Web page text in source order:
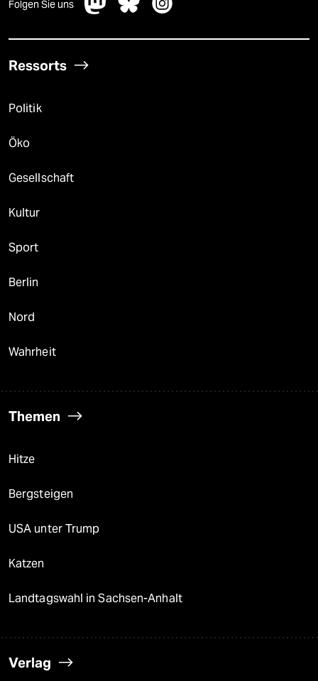
Folgen Sie uns
Ressorts
Politik
Öko
Gesellschaft
Kultur
Sport
Berlin
Nord
Wahrheit
Themen
Hitze
Bergsteigen
USA unter Trump
Katzen
Landtagswahl in Sachsen-Anhalt
Verlag